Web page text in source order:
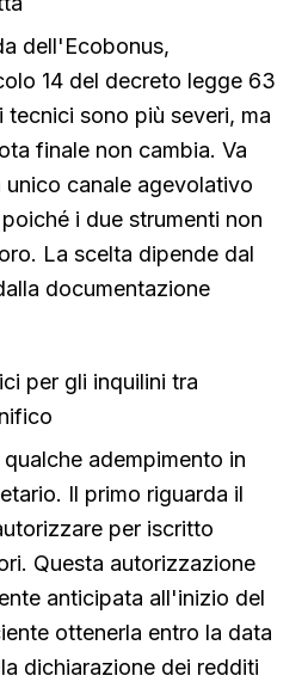
dell'Ecobonus,
14 del decreto legge 63
tecnici sono più severi, ma
finale non cambia. Va
canale agevolativo
i due strumenti non
La scelta dipende dal
documentazione
per gli inquilini tra
adempimento in
Il primo riguarda il
per iscritto
Questa autorizzazione
anticipata all'inizio del
ottenerla entro la data
dichiarazione dei redditi